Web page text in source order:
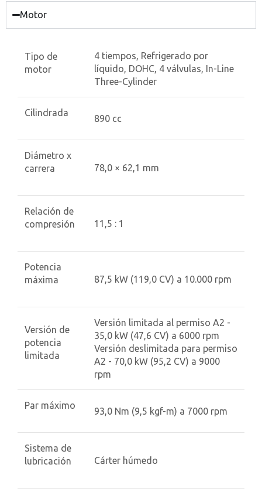
Motor
Tipo de
motor
4 tiempos, Refrigerado por
líquido, DOHC, 4 válvulas, In-Line
Three-Cylinder
Cilindrada
890 cc
Diámetro x
carrera
78,0 × 62,1 mm
Relación de
compresión
11,5 : 1
Potencia
máxima
87,5 kW (119,0 CV) a 10.000 rpm
Versión de
potencia
limitada
Versión limitada al permiso A2 -
35,0 kW (47,6 CV) a 6000 rpm
Versión deslimitada para permiso
A2 - 70,0 kW (95,2 CV) a 9000
rpm
Par máximo
93,0 Nm (9,5 kgf-m) a 7000 rpm
Sistema de
lubricación
Cárter húmedo